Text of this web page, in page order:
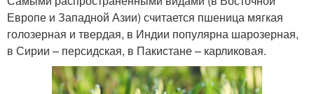
Европе и Западной Азии) считается пшеница мягкая
голозерная и твердая, в Индии популярна шарозерная,
в Сирии – персидская, в Пакистане – карликовая.